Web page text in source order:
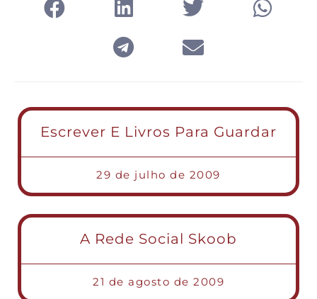
Escrever E Livros Para Guardar
29 de julho de 2009
A Rede Social Skoob
21 de agosto de 2009